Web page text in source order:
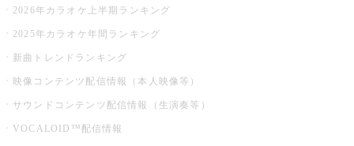
2026年カラオケ上半期ランキング
2025年カラオケ年間ランキング
新曲トレンドランキング
映像コンテンツ配信情報（本人映像等）
サウンドコンテンツ配信情報（生演奏等）
VOCALOID™配信情報